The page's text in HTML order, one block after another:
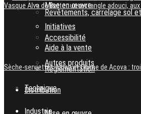
Mise en œuvre
Initiatives
Aide à la vente
Réglementation
Distribution
Industrie
Revêtements, carrelage sol
Accessibilité
Autres produits
Technique
Vasque Alva de Bette : un rectangle adouci,
Sèche-serviettes Alban et Chime de Acova :